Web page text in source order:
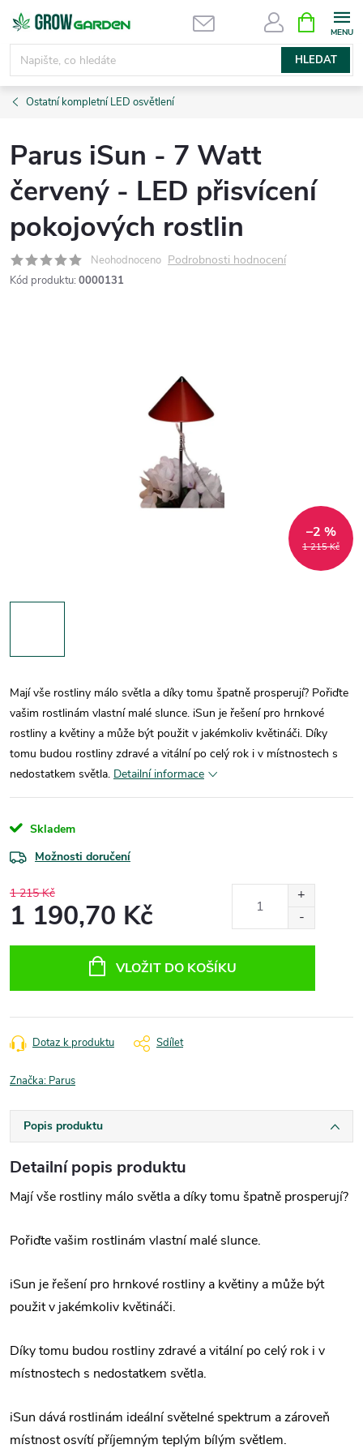
Přejít
obsah
HLEDAT
NÁKUPNÍ
KOŠÍK
Ostatní kompletní LED osvětlení
Parus iSun - 7 Watt
červený - LED přisvícení
pokojových rostlin
Neohodnoceno Podrobnosti hodnocení
Kód produktu: 0000131
1 215 Kč
–2 %
Mají vše rostliny málo světla a díky tomu špatně prosperují? Pořiďte
vašim rostlinám vlastní malé slunce. iSun je řešení pro hrnkové
rostliny a květiny a může být použit v jakémkoliv květináči. Díky
tomu budou rostliny zdravé a vitální po celý rok i v místnostech s
nedostatkem světla. Detailní informace
Skladem
Možnosti doručení
1 215 Kč
1 190,70 Kč
VLOŽIT DO KOŠÍKU
Dotaz k produktu Sdílet
Značka: Parus
Popis produktu
Detailní popis produktu
Mají vše rostliny málo světla a díky tomu špatně prosperují?
Pořiďte vašim rostlinám vlastní malé slunce.
iSun je řešení pro hrnkové rostliny a květiny a může být
použit v jakémkoliv květináči.
Díky tomu budou rostliny zdravé a vitální po celý rok i v
místnostech s nedostatkem světla.
iSun dává rostlinám ideální světelné spektrum a zároveň
místnost osvítí příjemným teplým bílým světlem.